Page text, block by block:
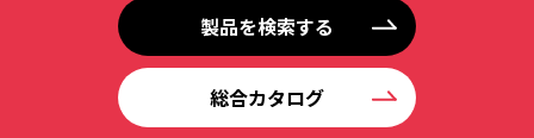
製品を検索する
総合カタログ